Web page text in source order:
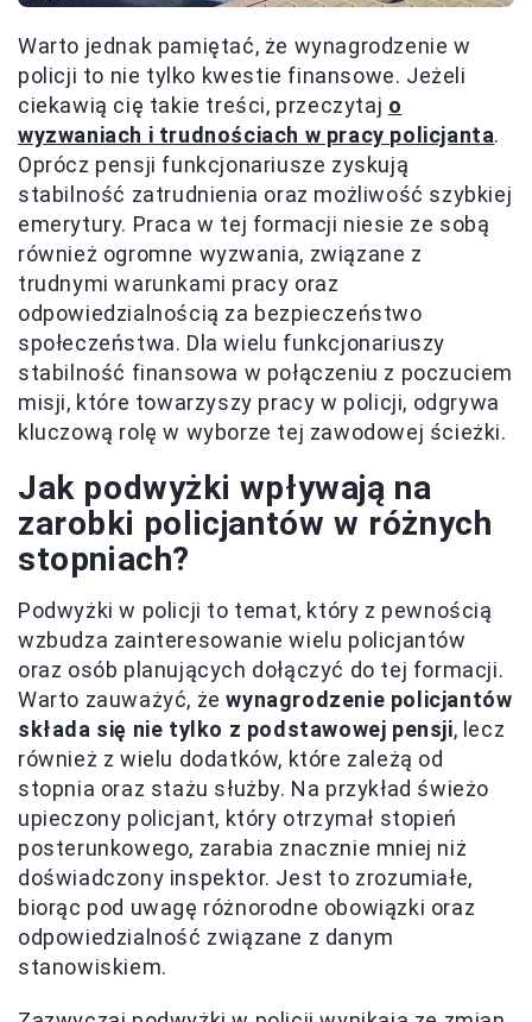
Warto jednak pamiętać, że wynagrodzenie w
policji to nie tylko kwestie finansowe. Jeżeli
ciekawią cię takie treści, przeczytaj o
wyzwaniach i trudnościach w pracy policjanta.
Oprócz pensji funkcjonariusze zyskują
stabilność zatrudnienia oraz możliwość szybkiej
emerytury. Praca w tej formacji niesie ze sobą
również ogromne wyzwania, związane z
trudnymi warunkami pracy oraz
odpowiedzialnością za bezpieczeństwo
społeczeństwa. Dla wielu funkcjonariuszy
stabilność finansowa w połączeniu z poczuciem
misji, które towarzyszy pracy w policji, odgrywa
kluczową rolę w wyborze tej zawodowej ścieżki.
Jak podwyżki wpływają na
zarobki policjantów w różnych
stopniach?
Podwyżki w policji to temat, który z pewnością
wzbudza zainteresowanie wielu policjantów
oraz osób planujących dołączyć do tej formacji.
Warto zauważyć, żewynagrodzenie policjantów
składa się nie tylko z podstawowej pensji, lecz
również z wielu dodatków, które zależą od
stopnia oraz stażu służby. Na przykład świeżo
upieczony policjant, który otrzymał stopień
posterunkowego, zarabia znacznie mniej niż
doświadczony inspektor. Jest to zrozumiałe,
biorąc pod uwagę różnorodne obowiązki oraz
odpowiedzialność związane z danym
stanowiskiem.